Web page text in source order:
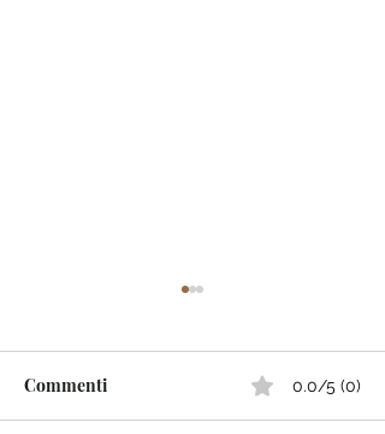
Commenti 0.0/5 (0)